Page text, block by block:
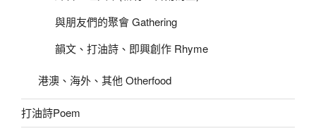
與朋友們的聚會 Gathering
韻文、打油詩、即興創作 Rhyme
港澳、海外、其他 Otherfood
打油詩Poem